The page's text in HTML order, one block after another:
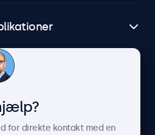
for direkte kontakt med en